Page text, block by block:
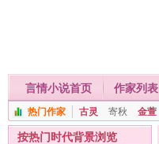
言情小说首页 作家列表
热门作家 古灵 寄秋 金萱
按热门时代背景浏览